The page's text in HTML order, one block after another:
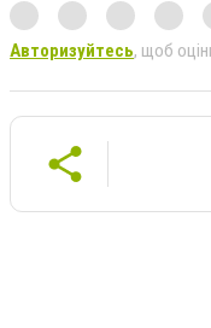
Авторизуйтесь, щоб